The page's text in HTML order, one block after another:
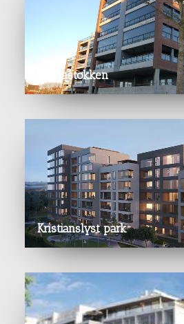
Madlastokken
Kristianslyst park